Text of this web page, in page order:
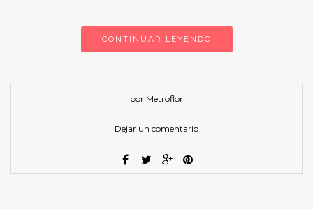
CONTINUAR LEYENDO
por Metroflor
Dejar un comentario